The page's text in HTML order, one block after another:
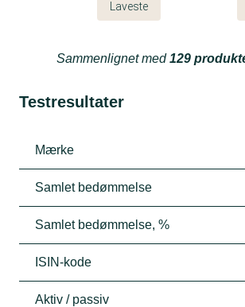
Laveste
Sammenlignet med129
Testresultater
Mærke
Samlet bedømmelse
Samlet bedømmelse, %
ISIN-kode
Aktiv / passiv